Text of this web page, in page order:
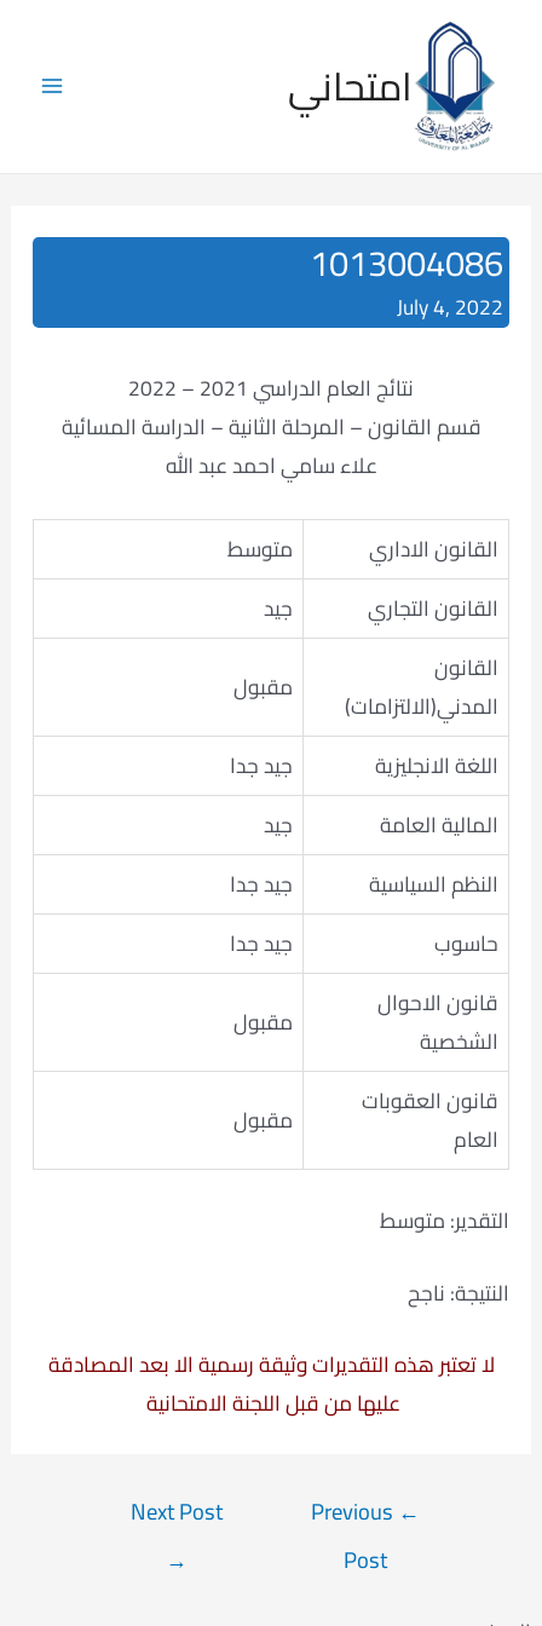
content
Main
امتحاني
1013004086
July 4, 2022
نتائج العام الدراسي 2021 – 2022
قسم القانون – المرحلة الثانية – الدراسة المسائية
علاء سامي احمد عبد الله
القانون الاداري
متوسط
القانون التجاري
جيد
القانون
المدني(الالتزامات)
مقبول
اللغة الانجليزية
جيد جدا
المالية العامة
جيد
النظم السياسية
جيد جدا
حاسوب
جيد جدا
قانون الاحوال
الشخصية
مقبول
قانون العقوبات
العام
مقبول
التقدير: متوسط
النتيجة: ناجح
لا تعتبر هذه التقديرات وثيقة رسمية الا بعد المصادقة
عليها من قبل اللجنة الامتحانية
←
Previous
Post
Next Post
→